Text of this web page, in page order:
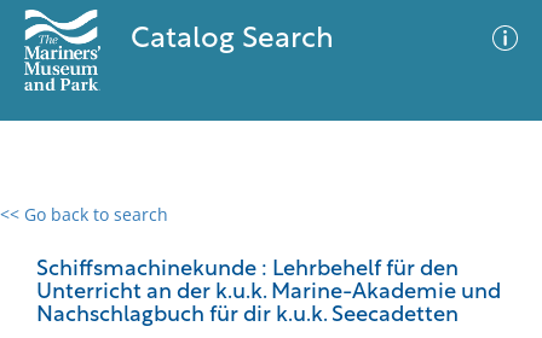
Catalog Search
<< Go back to search
Schiffsmachinekunde : Lehrbehelf für den
Unterricht an der k.u.k. Marine-Akademie und
Nachschlagbuch für dir k.u.k. Seecadetten
0 results